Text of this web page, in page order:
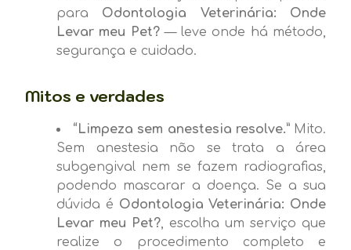
para Odontologia Veterinária: Onde
Levar meu Pet?— leve onde há método,
segurança e cuidado.
Mitos e verdades
“Limpeza sem anestesia resolve.”Mito.
Sem anestesia não se trata a área
subgengival nem se fazem radiografias,
podendo mascarar a doença. Se a sua
dúvida é Odontologia Veterinária: Onde
Levar meu Pet?, escolha um serviço que
realize o procedimento completo e